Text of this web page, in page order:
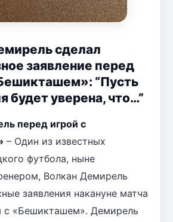
сделал
заявление перед
“Пусть
будет уверена, что…”
перед игрой с
– Один из известных
футбола, ныне
Волкан Демирель
заявления накануне матча
с «Бешикташем». Демирель